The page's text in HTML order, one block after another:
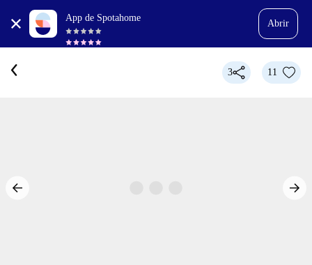
App de Spotahome
Abrir
3 11